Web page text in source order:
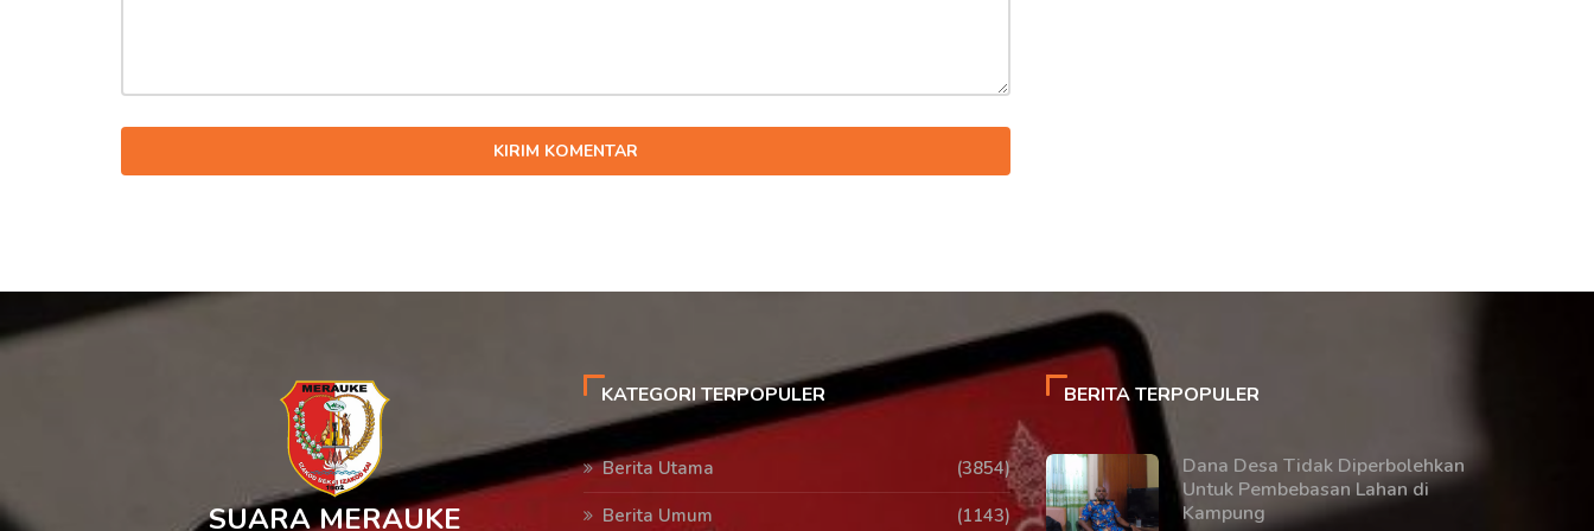
KIRIM KOMENTAR
SUARA MERAUKE
KATEGORI TERPOPULER
Berita Utama
(3854)
Berita Umum
(1143)
BERITA TERPOPULER
Dana Desa Tidak Diperbolehkan
Untuk Pembebasan Lahan di
Kampung